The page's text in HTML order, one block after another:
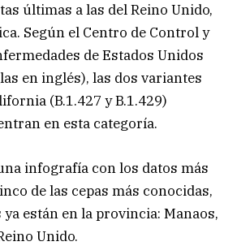
últimas a las del Reino Unido,
Según el Centro de Control y
de Estados Unidos
en inglés), las dos variantes
(B.1.427 y B.1.429)
en esta categoría.
infografía con los datos más
de las cepas más conocidas,
están en la provincia: Manaos,
Unido.